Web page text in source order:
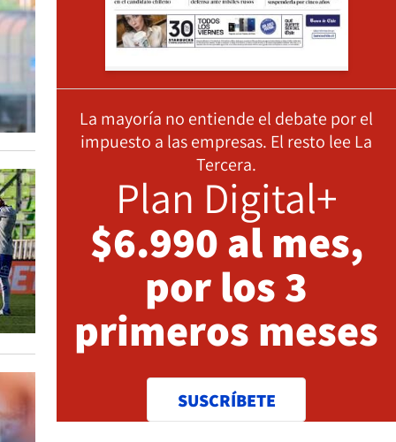
La mayoría no entiende el debate por el
impuesto a las empresas. El resto lee La
Tercera.
Plan Digital+
$6.990 al mes,
por los 3
primeros meses
SUSCRÍBETE